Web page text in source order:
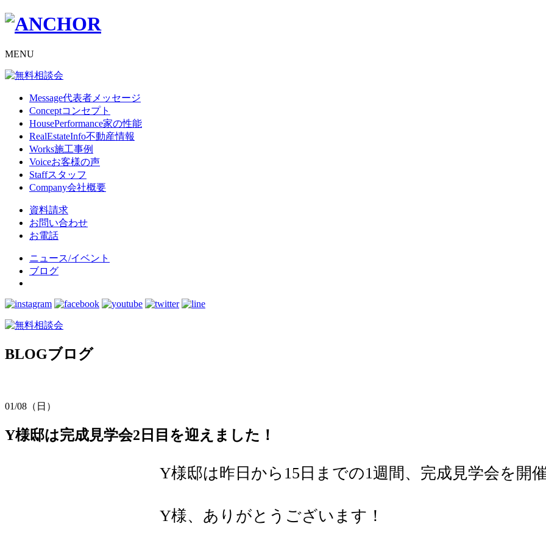
MENU
Message代表者メッセージ
Conceptコンセプト
HousePerformance家の性能
RealEstateInfo不動産情報
Works施工事例
Voiceお客様の声
Staffスタッフ
Company会社概要
資料請求
お問い合わせ
お電話
ニュース/イベント
ブログ
BLOGブログ
01/08（日）
Y様邸は完成見学会2日目を迎えました！
Y様邸は昨日から15日までの1週間、完成見学会を開
Y様、ありがとうございます！